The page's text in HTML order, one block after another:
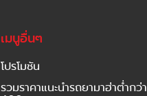
เมนูอื่นๆ
โปรโมชัน
รวมราคาแนะนำรถยามาฮ่าต่ำกว่า